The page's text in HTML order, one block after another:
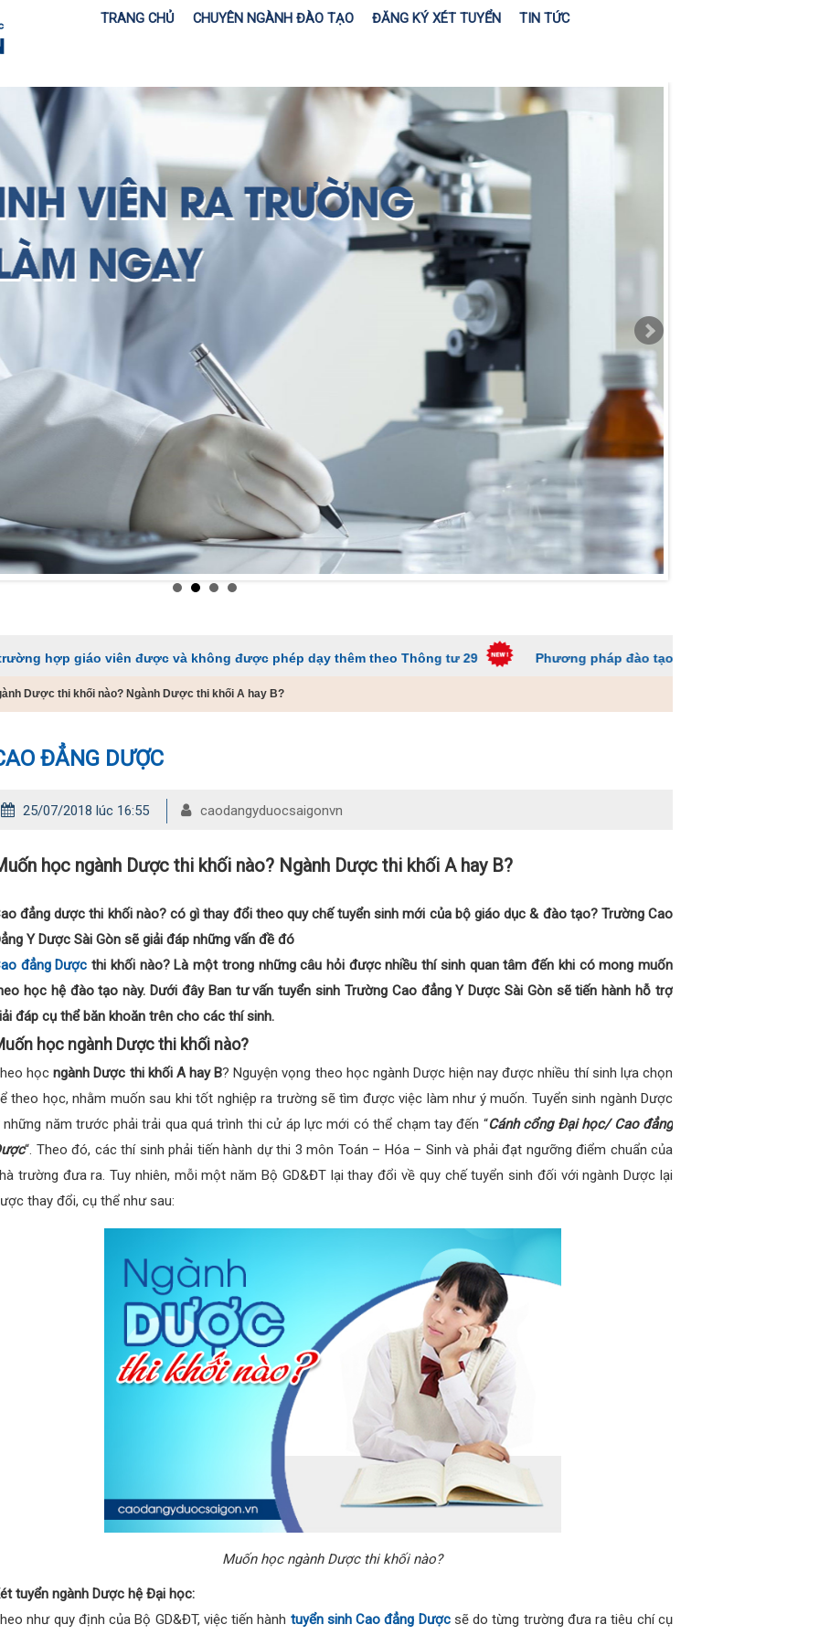
TRANG CHỦ CHUYÊN NGÀNH ĐÀO TẠO ĐĂNG KÝ XÉT TUYỂN TIN TỨC
viên được và không được phép dạy thêm theo Thông tư 29 Phương pháp đào tạo các trường ĐH để sinh viên
Dược thi khối nào? Ngành Dược thi khối A hay B?
ĐẲNG DƯỢC
25/07/2018 lúc 16:55 caodangyduocsaigonvn
học ngành Dược thi khối nào? Ngành Dược thi khối A hay B?
đẳng dược thi khối nào? có gì thay đổi theo quy chế tuyển sinh mới của bộ giáo dục & đào tạo? Trường Cao
Y Dược Sài Gòn sẽ giải đáp những vấn đề đó
đẳng Dược thi khối nào? Là một trong những câu hỏi được nhiều thí sinh quan tâm đến khi có mong muốn
học hệ đào tạo này. Dưới đây Ban tư vấn tuyển sinh Trường Cao đẳng Y Dược Sài Gòn sẽ tiến hành hỗ trợ
đáp cụ thể băn khoăn trên cho các thí sinh.
học ngành Dược thi khối nào?
họcngành Dược thi khối A hay B? Nguyện vọng theo học ngành Dược hiện nay được nhiều thí sinh lựa chọn
theo học, nhằm muốn sau khi tốt nghiệp ra trường sẽ tìm được việc làm như ý muốn. Tuyển sinh ngành Dược
những năm trước phải trải qua quá trình thi cử áp lực mới có thể chạm tay đến “Cánh cổng Đại học/ Cao đẳng
ợc“. Theo đó, các thí sinh phải tiến hành dự thi 3 môn Toán – Hóa – Sinh và phải đạt ngưỡng điểm chuẩn của
trường đưa ra. Tuy nhiên, mỗi một năm Bộ GD&ĐT lại thay đổi về quy chế tuyển sinh đối với ngành Dược lại
thay đổi, cụ thể như sau:
Muốn học ngành Dược thi khối nào?
tuyển ngành Dược hệ Đại học:
như quy định của Bộ GD&ĐT, việc tiến hành tuyển sinh Cao đẳng Dượcsẽ do từng trường đưa ra tiêu chí cụ